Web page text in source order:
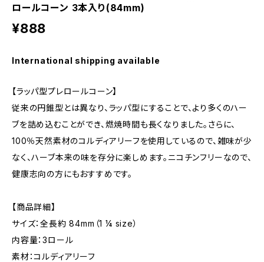
ロールコーン 3本入り(84mm)
¥888
International shipping available
【ラッパ型プレロールコーン】
従来の円錐型とは異なり、ラッパ型にすることで、より多くのハー
ブを詰め込むことができ、燃焼時間も長くなりました。さらに、
100％天然素材のコルディアリーフを使用しているので、雑味が少
なく、ハーブ本来の味を存分に楽しめます。ニコチンフリーなので、
健康志向の方にもおすすめです。
【商品詳細】
サイズ：全長約 84mm（1 ¼ size）
内容量：3ロール
素材：コルディアリーフ